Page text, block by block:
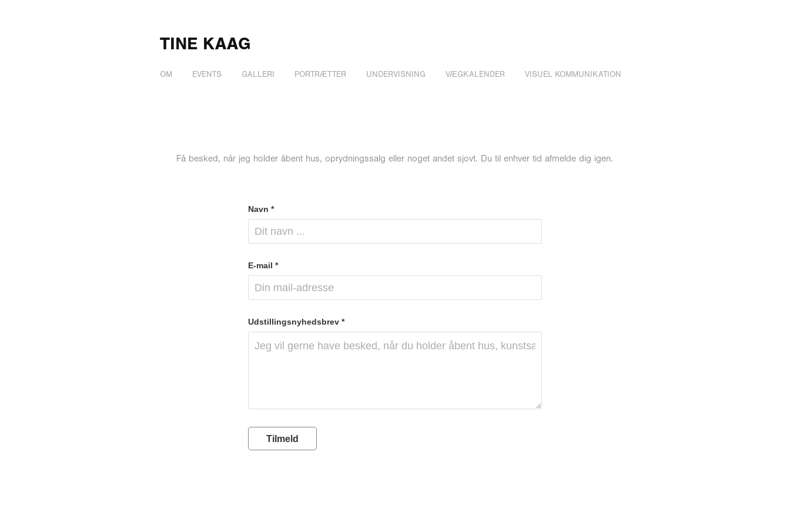
TINE KAAG
OM EVENTS GALLERI PORTRÆTTER UNDERVISNING VÆGKALENDER VISUEL KOMMUNIKATION
Få besked, når jeg holder åbent hus, oprydningssalg eller noget andet sjovt. Du til enhver tid afmelde dig igen.
Navn *
E-mail *
Udstillingsnyhedsbrev *
Tilmeld